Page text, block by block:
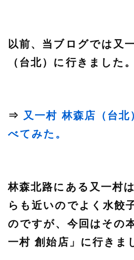
以前、当ブログでは又
（台北）に行きました。
⇒ 又一村 林森店（台北
べてみた。
林森北路にある又一村
らも近いのでよく水餃
のですが、今回はその
一村 創始店」に行きま